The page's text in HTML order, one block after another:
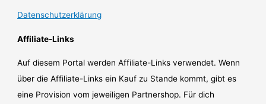
Datenschutzerklärung
Affiliate-Links
Auf diesem Portal werden Affiliate-Links verwendet. Wenn
über die Affiliate-Links ein Kauf zu Stande kommt, gibt es
eine Provision vom jeweiligen Partnershop. Für dich